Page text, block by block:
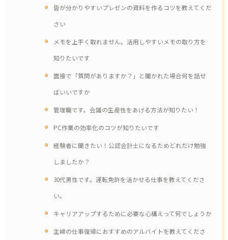
皆が分かりやすいプレゼンの資料を作るコツを教えてくだ
さい
メモを上手く取れません。活用しやすいメモの取り方を
知りたいです
面接で「質問がありますか？」と聞かれた場合何を話せ
ばいいですか
管理職です。会議の生産性をあげる方法が知りたい！
PC作業の効率化のコツが知りたいです
経験者に聞きたい！公認会計士になるためどれだけ勉強
しましたか？
30代男性です。運転免許を活かせる仕事を教えてくださ
い。
キャリアアップするために必要な心構えって何でしょうか
主婦の仕事復帰におすすめのアルバイトを教えてくださ